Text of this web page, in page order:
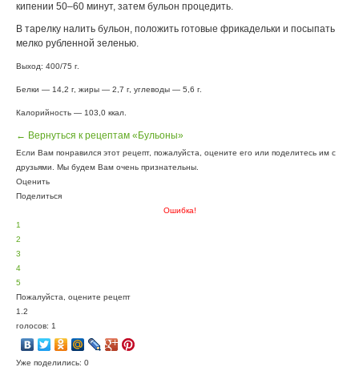
кипении 50–60 минут, затем бульон процедить.
В тарелку налить бульон, положить готовые фрикадельки и посыпать
мелко рубленной зеленью.
Выход: 400/75 г.
Белки — 14,2 г, жиры — 2,7 г, углеводы — 5,6 г.
Калорийность — 103,0 ккал.
← Вернуться к рецептам «Бульоны»
Если Вам понравился этот рецепт, пожалуйста, оцените его или поделитесь им с
друзьями. Мы будем Вам очень признательны.
Оценить
Поделиться
Ошибка!
1
2
3
4
5
Пожалуйста, оцените рецепт
1.2
голосов: 1
Уже поделились: 0